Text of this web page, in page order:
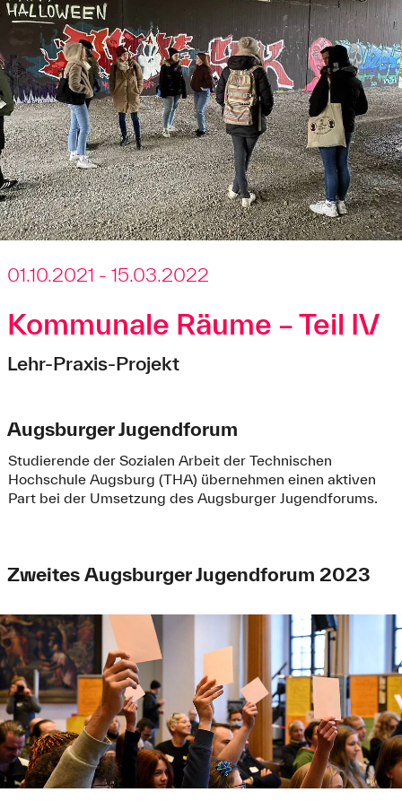
01.10.2021 - 15.03.2022
Kommunale Räume – Teil IV
Lehr-Praxis-Projekt
Augsburger Jugendforum
Studierende der Sozialen Arbeit der Technischen
Hochschule Augsburg (THA) übernehmen einen aktiven
Part bei der Umsetzung des Augsburger Jugendforums.
Zweites Augsburger Jugendforum 2023